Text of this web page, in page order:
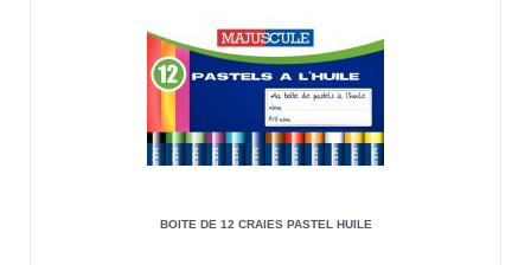
BOITE DE 12 CRAIES PASTEL HUILE